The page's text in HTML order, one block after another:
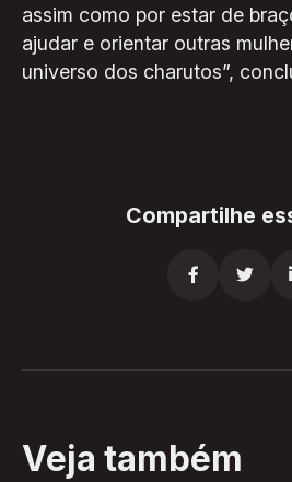
assim como por estar de
ajudar e orientar outras
universo dos charutos”,
Compartilhe
 
Veja também